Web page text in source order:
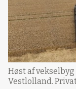
Høst af
Vestlolland.